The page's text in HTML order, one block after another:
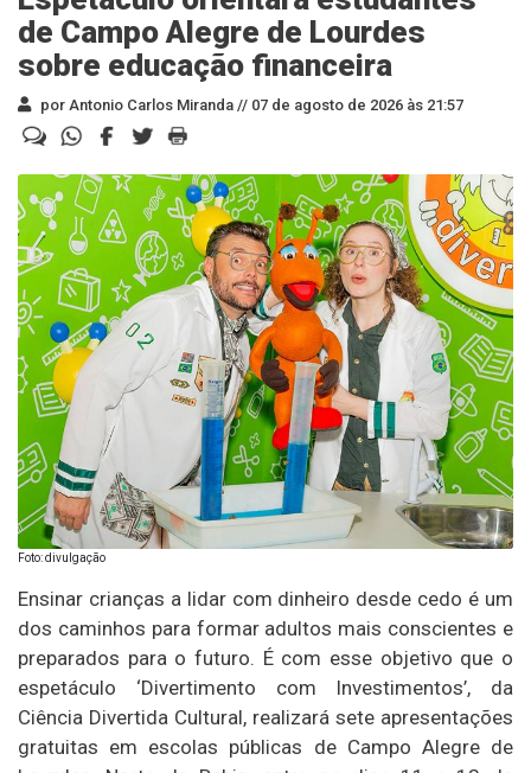
de Campo Alegre de Lourdes
sobre educação financeira
por Antonio Carlos Miranda // 07 de agosto de 2026 às 21:57
Foto: divulgação
Ensinar crianças a lidar com dinheiro desde cedo é um
dos caminhos para formar adultos mais conscientes e
preparados para o futuro. É com esse objetivo que o
espetáculo ‘Divertimento com Investimentos’, da
Ciência Divertida Cultural, realizará sete apresentações
gratuitas em escolas públicas de Campo Alegre de